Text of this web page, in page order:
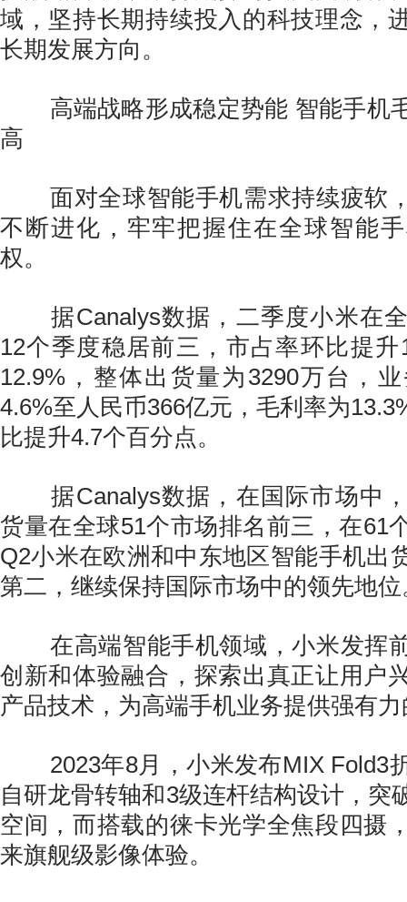
域，坚持长期持续投入的科技理念，
长期发展方向。
高端战略形成稳定势能 智能手机
高
面对全球智能手机需求持续疲软
不断进化，牢牢把握住在全球智能
权。
据Canalys数据，二季度小米在全
12个季度稳居前三，市占率环比提
12.9%，整体出货量为3290万台，
4.6%至人民币366亿元，毛利率为
比提升4.7个百分点。
据Canalys数据，在国际市场中，
货量在全球51个市场排名前三，在61
Q2小米在欧洲和中东地区智能手机出
第二，继续保持国际市场中的领先地位
在高端智能手机领域，小米发挥
创新和体验融合，探索出真正让用户
产品技术，为高端手机业务提供强有
2023年8月，小米发布MIX Fold3
自研龙骨转轴和3级连杆结构设计，突
空间，而搭载的徕卡光学全焦段四摄
来旗舰级影像体验。